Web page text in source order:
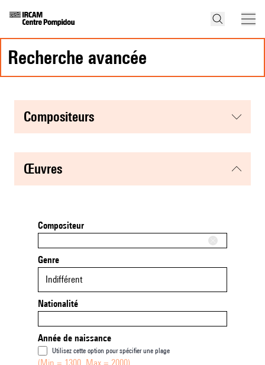
recherche avancée
compositeurs
œuvres
Compositeur
Genre
Indifférent
Nationalité
Année de naissance
Utilisez cette option pour spécifier une plage